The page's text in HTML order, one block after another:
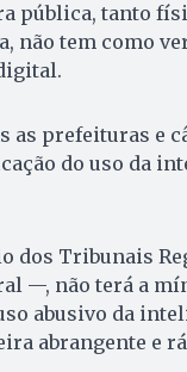
pública, tanto
não tem como
as prefeituras e
do uso da
dos Tribunais
—, não terá a
abusivo da
abrangente e